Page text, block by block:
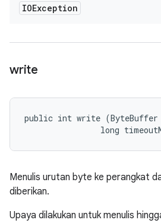
IOException
write
public int write
long
Menulis urutan byte ke perangkat
diberikan.
Upaya dilakukan untuk menulis